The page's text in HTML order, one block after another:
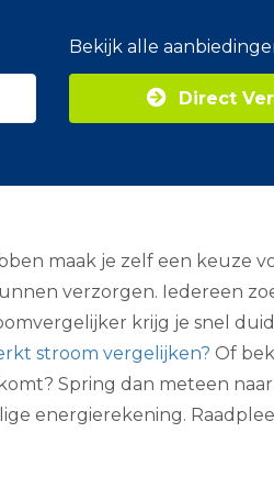
m
Z
j
n
e
g
i
Bekijk alle
Direct
maak je zelf een keuze
verzorgen. Iedereen
krijg je snel
stroom vergelijken? Of
Spring dan meteen
energierekening.